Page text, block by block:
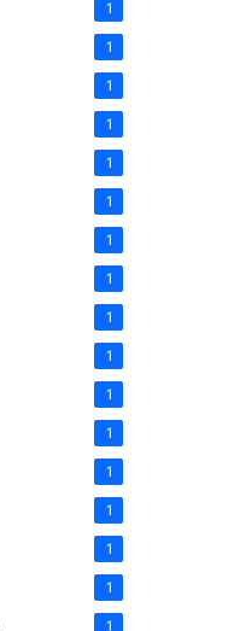
1
1
1
1
1
1
1
1
1
1
1
1
1
1
1
1
1